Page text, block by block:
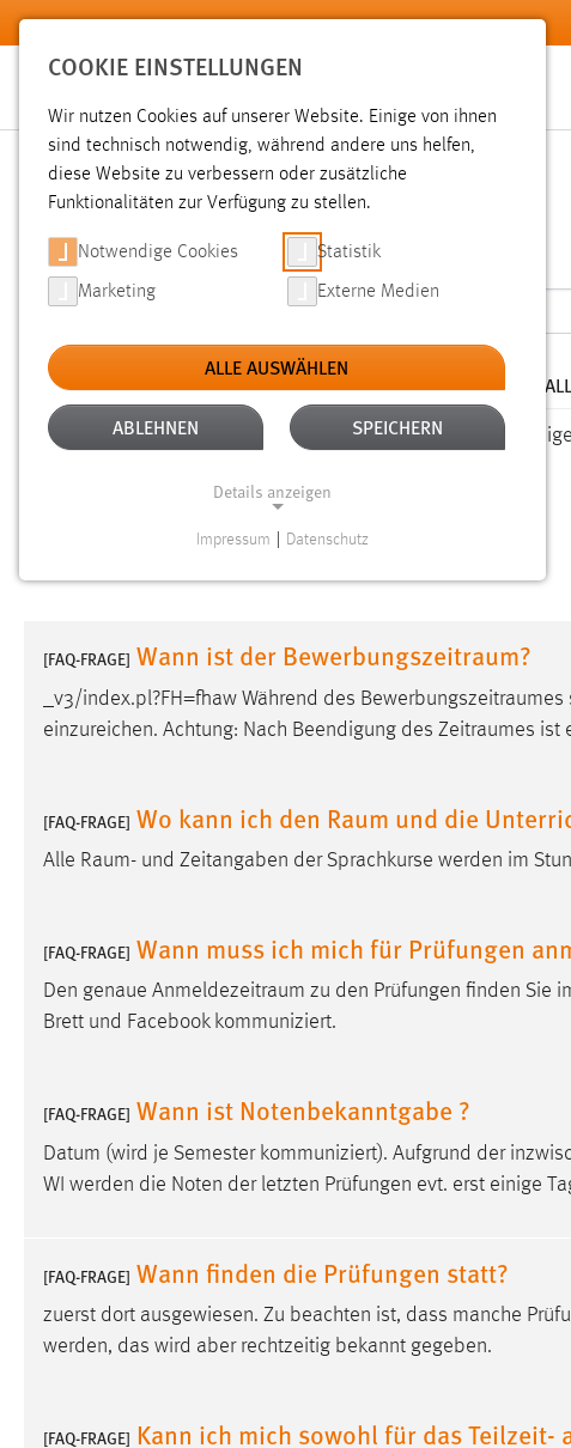
Zum Hauptinhalt springen
SUCHE
Aktive Filter: TYP: FAQ ALTER: ÜBER EIN JAHR
Gesucht nach "raum". Es wurden 14 Ergebnisse gefunden.
[FAQ-FRAGE] Wann ist der Bewerbungszeitraum?
_v3/index.pl?FH=fhaw Während des Bewerbungszeitraumes
einzureichen. Achtung: Nach Beendigung des Zeitraumes ist
[FAQ-FRAGE] Wo kann ich den Raum und die
Alle Raum- und Zeitangaben der Sprachkurse werden im
[FAQ-FRAGE] Wann muss ich mich für Prüfungen
Den genaue Anmeldezeitraum zu den Prüfungen finden Sie
Brett und Facebook kommuniziert.
[FAQ-FRAGE] Wann ist Notenbekanntgabe ?
Datum (wird je Semester kommuniziert). Aufgrund der
WI werden die Noten der letzten Prüfungen evt. erst einige
[FAQ-FRAGE] Wann finden die Prüfungen statt?
zuerst dort ausgewiesen. Zu beachten ist, dass manche
werden, das wird aber rechtzeitig bekannt gegeben.
[FAQ-FRAGE] Kann ich mich sowohl für das Teilzeit-
COOKIE EINSTELLUNGEN
Wir nutzen Cookies auf unserer Website. Einige von ihnen
sind technisch notwendig, während andere uns helfen,
diese Website zu verbessern oder zusätzliche
Funktionalitäten zur Verfügung zu stellen.
Notwendige Cookies Statistik
Marketing Externe Medien
ALLE AUSWÄHLEN
ABLEHNEN SPEICHERN
Details anzeigen
Website erforderlich.
Einverständnis
Zweck:
Dieser Cookie speichert die
ausgewählten Einverständnis-Optionen
des Benutzers
Name: staticfilecache
eingeloggt ist.
Sprachpräferenz
Zweck:
Das Cookie speichert die gewählte
Sprache der Website.
Cookie Laufzeit: 30 Tage
Impressum Datenschutz